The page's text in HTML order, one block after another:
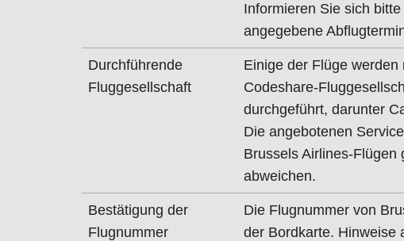
Informieren Sie sich
angegebene
Durchführende
Fluggesellschaft
Einige der Flüge werden
Codeshare-
durchgeführt, darunter
Die angebotenen
Brussels Airlines-Flügen
abweichen.
Bestätigung der
Flugnummer
Die Flugnummer von
der Bordkarte. Hinweise